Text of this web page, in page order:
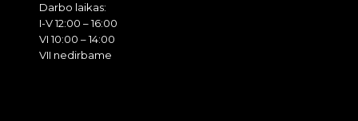
Darbo laikas:
I-V 12:00 – 16:00
VI 10:00 – 14:00
VII nedirbame